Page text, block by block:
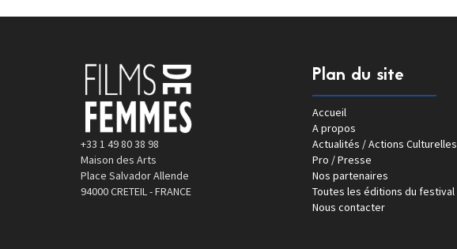
+33 1 49 80 38 98
Maison des Arts
Place Salvador Allende
94000 CRETEIL - FRANCE
Plan du site
Accueil
A propos
Actualités / Actions Culturelles
Pro / Presse
Nos partenaires
Toutes les éditions du festival
Nous contacter